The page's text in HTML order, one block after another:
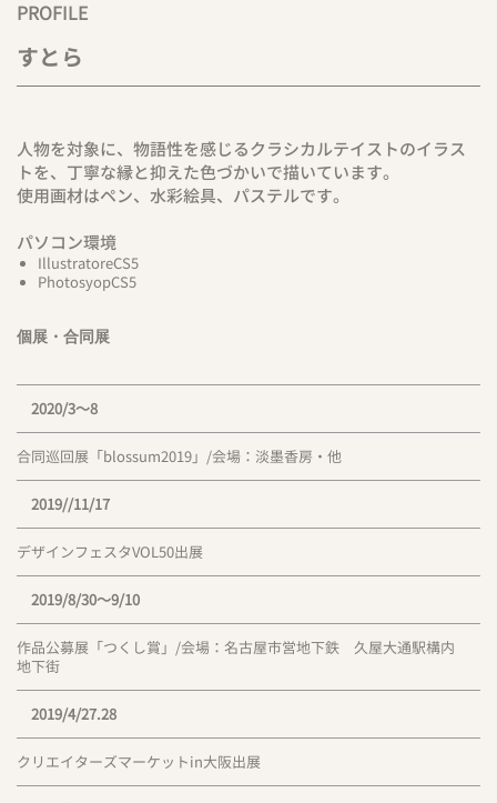
PROFILE
すとら
人物を対象に、物語性を感じるクラシカルテイストのイラス
トを、丁寧な縁と抑えた色づかいで描いています。
使用画材はペン、水彩絵具、パステルです。
パソコン環境
IllustratoreCS5
PhotosyopCS5
個展・合同展
2020/3〜8
合同巡回展「blossum2019」/会場：淡墨香房・他
2019//11/17
デザインフェスタVOL50出展
2019/8/30〜9/10
作品公募展「つくし賞」/会場：名古屋市営地下鉄 久屋大通駅構内
地下街
2019/4/27.28
クリエイターズマーケットin大阪出展